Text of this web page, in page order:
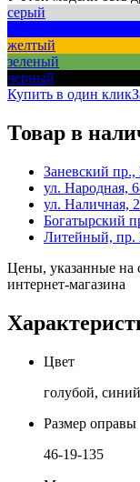
серый
желтый
зеленый
черный
Купить в один клик
Товар в
Заневский пр.,
ул. Народная,
ул. Наличная,
Богатырский
Литейный, пр.
Цены, указанные на
интернет-магазина
Цвет
голубой, синий
Размер оправы
46-19-135